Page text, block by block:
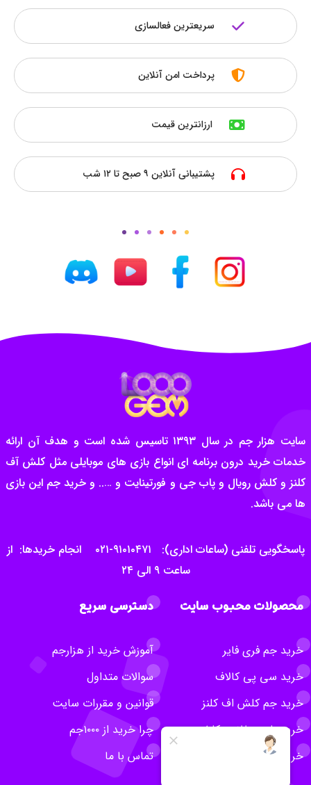
سریعترین فعالسازی
پرداخت امن آنلاین
ارزانترین قیمت
پشتیبانی آنلاین ۹ صبح تا ۱۲ شب
سایت هزار جم در سال ۱۳۹۳ تاسیس شده است و هدف آن ارائه
خدمات خرید درون برنامه ای انواع بازی های موبایلی مثل کلش آف
کلنز و کلش رویال و پاب جی و فورتینایت و ….. و خرید جم این بازی
ها می باشد.
پاسخگویی تلفنی (ساعات اداری): ۹۱۰۱۰۴۷۱-۰۲۱ انجام خریدها: از
ساعت ۹ الی ۲۴
محصولات محبوب سایت
خرید جم فری فایر
خرید سی پی کالاف
خرید جم کلش اف کلنز
خرید بلیت طلایی کلش
خرید روبلاکس
دسترسی سریع
آموزش خرید از هزارجم
سوالات متداول
قوانین و مقررات سایت
چرا خرید از ۱۰۰۰جم
تماس با ما